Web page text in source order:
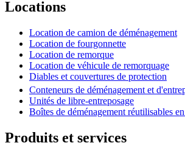
Locations
Location de camion de déménagement
Location de fourgonnette
Location de remorque
Location de véhicule de remorquage
Diables et couvertures de protection
Conteneurs de déménagement et
Unités de libre-entreposage
Boîtes de déménagement réutilisables
Produits et services